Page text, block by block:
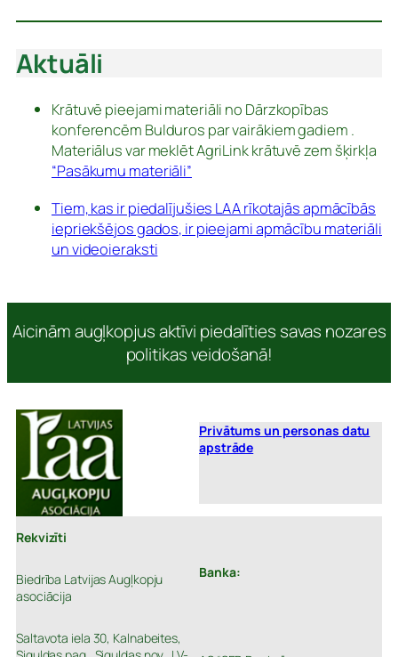
Aktuāli
Krātuvē pieejami materiāli no Dārzkopības
konferencēm Bulduros par vairākiem gadiem .
Materiālus var meklēt AgriLink krātuvē zem šķirkļa
“Pasākumu materiāli”
Tiem, kas ir piedalījušies LAA rīkotajās apmācībās
iepriekšējos gados, ir pieejami apmācību materiāli
un videoieraksti
Aicinām augļkopjus aktīvi piedalīties savas nozares
politikas veidošanā!
Privātums un personas datu
apstrāde
Rekvizīti
Biedrība Latvijas Augļkopju
asociācija
Saltavota iela 30, Kalnabeites,
Banka: